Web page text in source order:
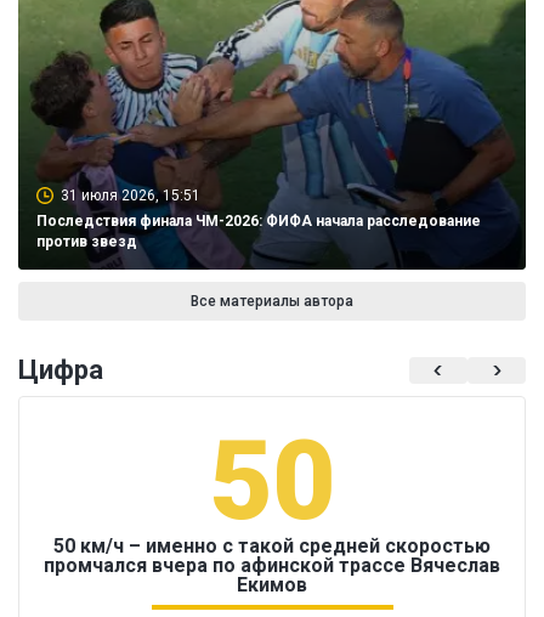
31 июля 2026, 15:51
Последствия финала ЧМ-2026: ФИФА начала расследование
против звезд
Все материалы автора
Цифра
50
50 км/ч – именно с такой средней скоростью
промчался вчера по афинской трассе Вячеслав
Екимов